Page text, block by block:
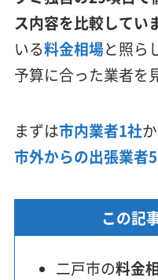
ス内容を比較してい
いる料金相場と照ら
予算に合った業者を
まずは市内業者1社
市外からの出張業者
この記
二戸市の料金